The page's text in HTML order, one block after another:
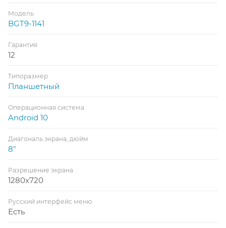
Модель
BGT9-1141
Гарантия
12
Типоразмер
Планшетный
Операционная система
Android 10
Диагональ экрана, дюйм
8"
Разрешение экрана
1280x720
Русский интерфейс меню
Есть